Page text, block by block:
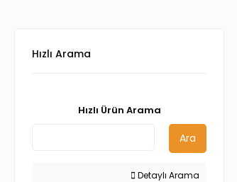
Hızlı Arama
Hızlı Ürün Arama
Ara
Detaylı Arama